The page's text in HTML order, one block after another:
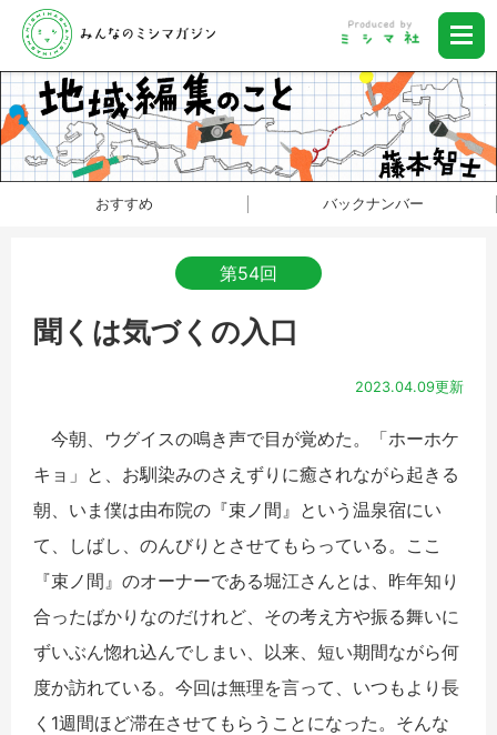
おすすめ バックナンバー
第54回
聞くは気づくの入口
2023.04.09更新
今朝、ウグイスの鳴き声で目が覚めた。「ホーホケ
キョ」と、お馴染みのさえずりに癒されながら起きる
朝、いま僕は由布院の『束ノ間』という温泉宿にい
て、しばし、のんびりとさせてもらっている。ここ
『束ノ間』のオーナーである堀江さんとは、昨年知り
合ったばかりなのだけれど、その考え方や振る舞いに
ずいぶん惚れ込んでしまい、以来、短い期間ながら何
度か訪れている。今回は無理を言って、いつもより長
く1週間ほど滞在させてもらうことになった。そんな